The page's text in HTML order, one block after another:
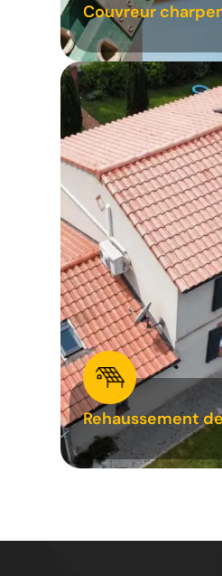
Couvreur
31
Rehaussement
toiture 31